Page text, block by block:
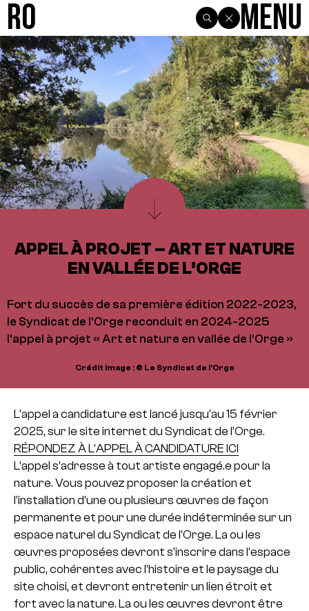
R0 Menu
APPEL À PROJET – ART ET NATURE
EN VALLÉE DE L’ORGE
Fort du succès de sa première édition 2022-2023,
le Syndicat de l’Orge reconduit en 2024-2025
l’appel à projet « Art et nature en vallée de l’Orge »
Crédit image : © Le Syndicat de l’Orge
L’appel a candidature est lancé jusqu’au 15 février
2025, sur le site internet du Syndicat de l’Orge.
RÉPONDEZ À L’APPEL À CANDIDATURE ICI
L’appel s’adresse à tout artiste engagé.e pour la
nature. Vous pouvez proposer la création et
l’installation d’une ou plusieurs œuvres de façon
permanente et pour une durée indéterminée sur un
espace naturel du Syndicat de l’Orge. La ou les
œuvres proposées devront s’inscrire dans l’espace
public, cohérentes avec l’histoire et le paysage du
site choisi, et devront entretenir un lien étroit et
fort avec la nature. La ou les œuvres devront être